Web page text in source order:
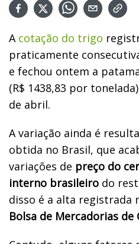
A cotação do trigo
praticamente
e fechou ontem a
(R$ 1438,83 por
de abril.
A variação ainda é
obtida no Brasil, que
variações de preço do
interno brasileiro do
disso é a alta registrada
Bolsa de Mercadorias de